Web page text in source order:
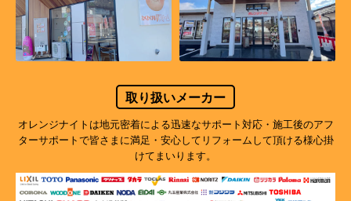
取り扱いメーカー
オレンジナイトは地元密着による迅速なサポート対応・施工後のアフ
ターサポートで皆さまに満足・安心してリフォームして頂ける様心掛
けてまいります。